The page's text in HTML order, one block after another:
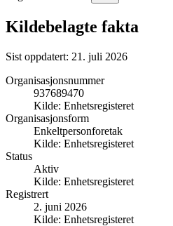
Kildebelagte fakta
Sist oppdatert: 21. juli 2026
Organisasjonsnummer
937689470
Kilde: Enhetsregisteret
Organisasjonsform
Enkeltpersonforetak
Kilde: Enhetsregisteret
Status
Aktiv
Kilde: Enhetsregisteret
Registrert
2. juni 2026
Kilde: Enhetsregisteret